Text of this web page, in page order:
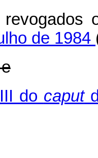
de 1984
III do caput